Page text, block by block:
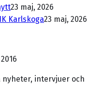
23 maj, 2026
Karlskoga23 maj, 2026
nyheter, intervjuer och